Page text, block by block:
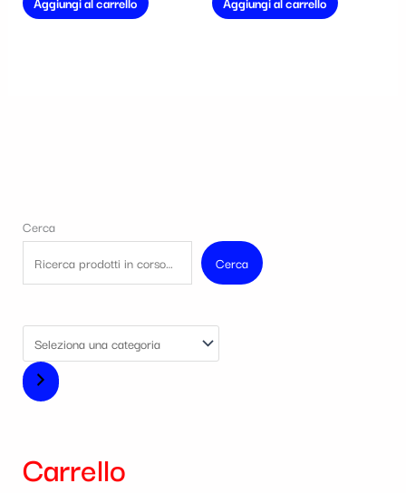
Cerca
Cerca
Carrello